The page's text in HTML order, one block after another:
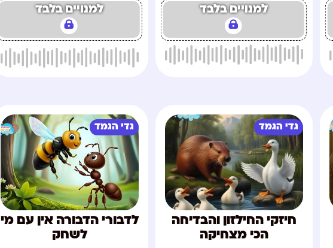
למנויים בלבד למנויים בלבד
גדי הגמד
חיזקי החילזון והבדיחה
הכי מצחיקה
גדי הגמד
לדבורי הדבורה אין עם מי
לשחק